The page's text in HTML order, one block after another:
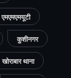
एमएमएमयूटी
कुशीनगर
खोराबार थाना